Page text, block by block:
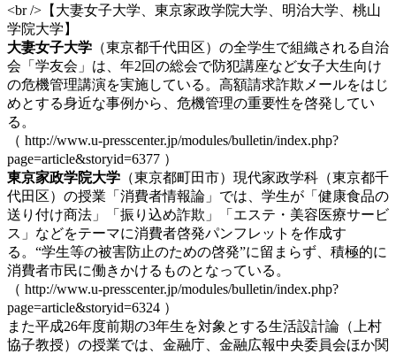
<br />【大妻女子大学、東京家政学院大学、明治大学、桃山
学院大学】
大妻女子大学 （東京都千代田区）の全学生で組織される自治
会「学友会」は、年2回の総会で防犯講座など女子大生向け
の危機管理講演を実施している。高額請求詐欺メールをはじ
めとする身近な事例から、危機管理の重要性を啓発してい
る。
（ http://www.u-presscenter.jp/modules/bulletin/index.php?
page=article&storyid=6377 ）
東京家政学院大学 （東京都町田市）現代家政学科（東京都千
代田区）の授業「消費者情報論」では、学生が「健康食品の
送り付け商法」「振り込め詐欺」「エステ・美容医療サービ
ス」などをテーマに消費者啓発パンフレットを作成す
る。“学生等の被害防止のための啓発”に留まらず、積極的に
消費者市民に働きかけるものとなっている。
（ http://www.u-presscenter.jp/modules/bulletin/index.php?
page=article&storyid=6324 ）
また平成26年度前期の3年生を対象とする生活設計論（上村
協子教授）の授業では、金融庁、金融広報中央委員会ほか関